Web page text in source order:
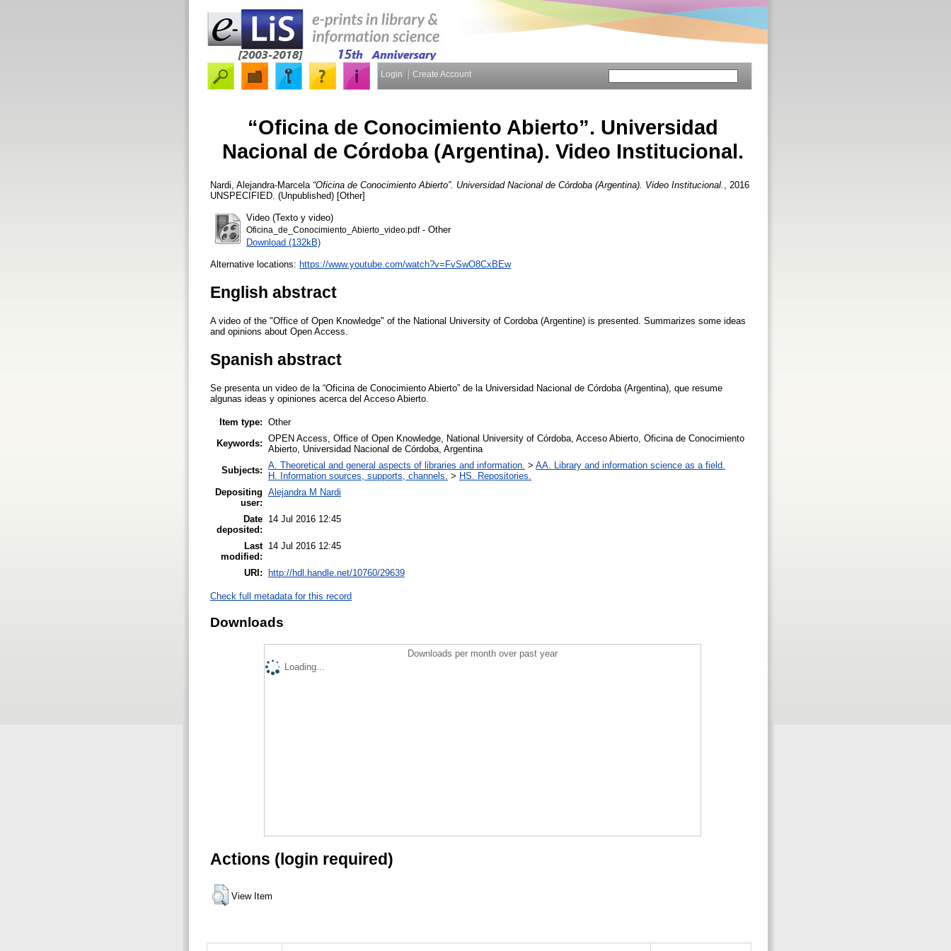
Login Create Account
“Oficina de Conocimiento Abierto”. Universidad
Nacional de Córdoba (Argentina). Video Institucional.
Nardi, Alejandra-Marcela “Oficina de Conocimiento Abierto”. Universidad Nacional de Córdoba (Argentina). Video Institucional.
, 2016
UNSPECIFIED. (Unpublished) [Other]
Video (Texto y video)
Oficina_de_Conocimiento_Abierto_video.pdf- Other
Download (132kB)
Alternative locations: https://www.youtube.com/watch?v=FvSwO8CxBEw
English abstract
A video of the "Office of Open Knowledge" of the National University of Cordoba (Argentine) is presented. Summarizes some ideas
and opinions about Open Access.
Spanish abstract
Se presenta un video de la “Oficina de Conocimiento Abierto” de la Universidad Nacional de Córdoba (Argentina), que resume
algunas ideas y opiniones acerca del Acceso Abierto.
Item type: Other
Keywords: OPEN Access, Office of Open Knowledge, National University of Córdoba, Acceso Abierto, Oficina de Conocimiento
Abierto, Universidad Nacional de Córdoba, Argentina
Subjects: A. Theoretical and general aspects of libraries and information. > AA. Library and information science as a field.
H. Information sources, supports, channels. > HS. Repositories.
Depositing
user:
Alejandra M Nardi
Date
deposited:
14 Jul 2016 12:45
Last
modified:
14 Jul 2016 12:45
URI: http://hdl.handle.net/10760/29639
Check full metadata for this record
Downloads
Downloads per month over past year
Loading...
Actions (login required)
View Item